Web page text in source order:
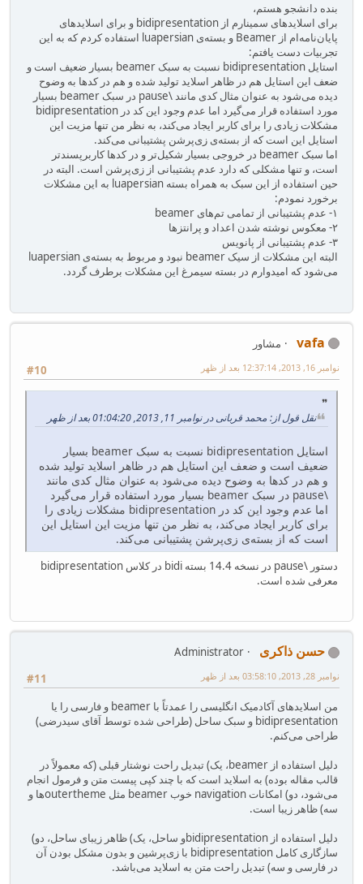
بنده دانشجو هستم،
برای اسلایدهای سمینارم از bidipresentation و برای اسلایدها‌ی
پایان‌نامه‌ام از Beamer و بسته‌ی luapersian استفاده کردم که به این
تجربیات دست یافتم:
استایل bidipresentation نسبت به سبک beamer بسیار ضعیف است و
ضعف این استایل هم در ظاهر اسلاید تولید شده و هم در کدها به وضوح
دیده می‌شود به عنوان مثال کدی مانند \pause در سبک beamer بسیار
مورد استفاده قرار می‌گیرد اما عدم وجود این کد در bidipresentation
مشکلات زیادی را برای کاربر ایجاد می‌کند، به نظر من تنها مزیت این
استایل این است که از بسته‌ی زی‌پرشن پشتیبانی می‌کند.
اما سبک beamer در خروجی بسیار شکیل‌تر و در کدها کاربرپسندتر
است، و تنها مشکلی که دارد عدم پشتیبانی از زی‌پرشن است. البته در
حین استفاده از این سبک به همراه بسته luapersian به این مشکلات
برخورد نمودم:
۱- عدم پشتیبانی از تمامی تم‌های beamer
۲- معکوس نوشته شدن اعداد و پرانتز‌ها
۳- عدم پشتیبانی از پانویس
البته این مشکلات از سیک beamer نبود و مربوط به بسته‌ی luapersian
می‌شود که امیدوارم در بسته سیمرغ این مشکلات برطرف گردد.
vafa
مشاور
#10
نوامبر 16, 2013, 12:37:14 بعد از ظهر
نقل قول از: محمد قربانی در نوامبر 11, 2013, 01:04:20 بعد از ظهر
استایل bidipresentation نسبت به سبک beamer بسیار
ضعیف است و ضعف این استایل هم در ظاهر اسلاید تولید شده
و هم در کدها به وضوح دیده می‌شود به عنوان مثال کدی مانند
\pause در سبک beamer بسیار مورد استفاده قرار می‌گیرد
اما عدم وجود این کد در bidipresentation مشکلات زیادی را
برای کاربر ایجاد می‌کند، به نظر من تنها مزیت این استایل این
است که از بسته‌ی زی‌پرشن پشتیبانی می‌کند.
دستور \pause در نسخه 14.4 بسته bidi در کلاس bidipresentation
معرفی شده است.
حسن ذاکری
Administrator
#11
نوامبر 28, 2013, 03:58:10 بعد از ظهر
من اسلایدهای آکادمیک انگلیسی را عمدتاً با beamer و فارسی را یا
bidipresentation و سبک ساحل (طراحی شده توسط آقای سیدرضی)
طراحی می‌کنم.
دلیل استفاده از beamer، یک) تبدیل راحت نوشتار قبلی (که معمولاً در
قالب مقاله بوده) به اسلاید است که با چند کپی پیست متن و فرمول انجام
می‌شود، دو) امکانات navigation خوب beamer مثل outerthemeها و
سه) ظاهر زیبا است.
دلیل استفاده از bidipresentation‌و ساحل، یک) ظاهر زیبای ساحل، دو)
سازگاری کامل bidipresentation با زی‌پرشین و بدون مشکل بودن آن
در فارسی و سه) تبدیل راحت متن به اسلاید می‌باشد.